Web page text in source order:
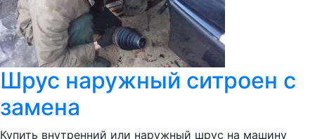
Шрус наружный ситроен с
замена
Купить внутренний или наружный шрус на машину